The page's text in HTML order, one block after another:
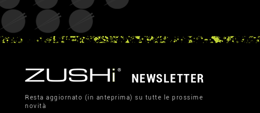
NEWSLETTER
Resta aggiornato (in anteprima) su tutte le prossime
novità